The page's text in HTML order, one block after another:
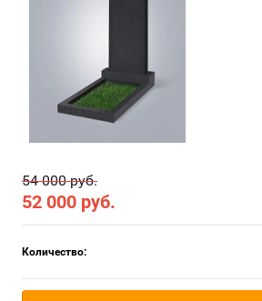
54 000 руб.
52 000 руб.
Количество: